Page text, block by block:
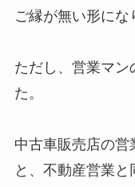
ご縁が無い形にな
ただし、営業マン
た。
中古車販売店の営
と、不動産営業と